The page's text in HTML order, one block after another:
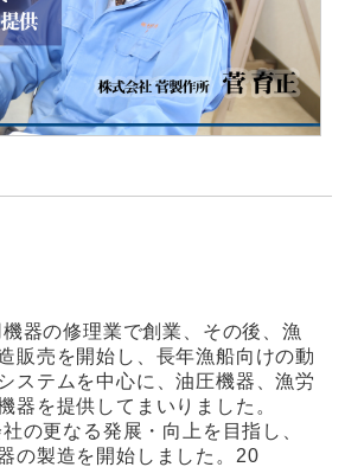
器の修理業で創業、その後、漁
販売を開始し、長年漁船向けの動
ステムを中心に、油圧機器、漁労
器を提供してまいりました。
の更なる発展・向上を目指し、
の製造を開始しました。20